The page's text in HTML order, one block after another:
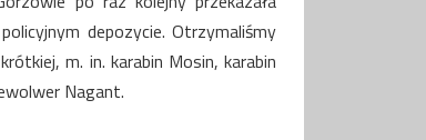
depozycie. Otrzymaliśmy
m. in. karabin Mosin, karabin
Nagant.